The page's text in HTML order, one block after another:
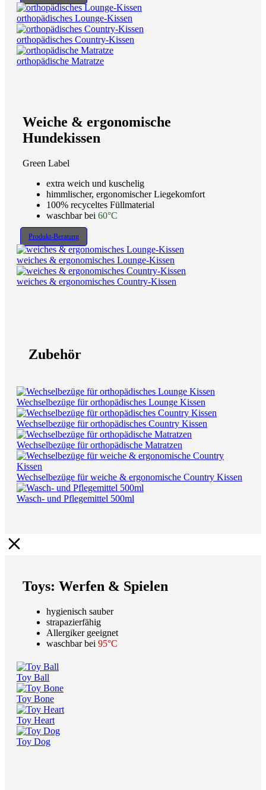
orthopädisches Lounge-Kissen
orthopädisches Country-Kissen
orthopädische Matratze
Weiche & ergonomische
Hundekissen
Green Label
extra weich und kuschelig
himmlischer, ergonomischer Liegekomfort
100% recyceltes Füllmaterial
waschbar bei 60°C
Produkt-Beratung
weiches & ergonomisches Lounge-Kissen
weiches & ergonomisches Country-Kissen
Zubehör
Wechselbezüge für orthopädisches Lounge Kissen
Wechselbezüge für orthopädisches Country Kissen
Wechselbezüge für orthopädische Matratzen
Wechselbezüge für weiche & ergonomische Country Kissen
Wasch- und Pflegemittel 500ml
Toys: Werfen & Spielen
hygienisch sauber
strapazierfähig
Allergiker geeignet
waschbar bei 95°C
Toy Ball
Toy Bone
Toy Heart
Toy Dog